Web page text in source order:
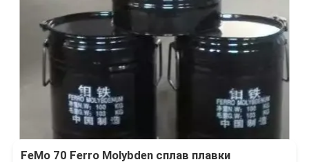
FeMo 70 Ferro Molybden сплав плавки